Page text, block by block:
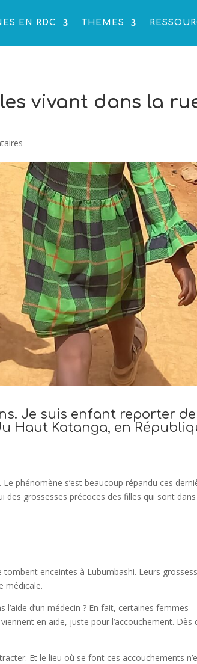
EN RDC THEMES
vivant dans la
Je suis enfant reporter
Haut Katanga, en
phénomène s’est beaucoup répandu ces
des grossesses précoces des filles qui sont
enceintes à Lubumbashi. Leurs
médicale.
d’un médecin ? En fait, certaines femmes
en aide, juste pour l’accouchement. Dès
Et le lieu où se font ces accouchements